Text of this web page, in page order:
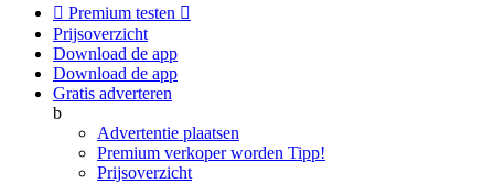
 Premium testen 
Prijsoverzicht
Download de app
Download de app
Gratis adverteren
b
Advertentie plaatsen
Premium verkoper worden Tipp!
Prijsoverzicht